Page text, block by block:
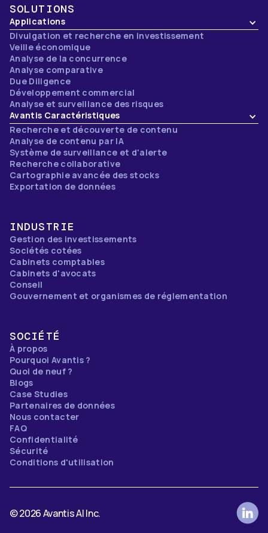
SOLUTIONS
Applications
Divulgation et recherche en investissement
Veille économique
Analyse de la concurrence
Analyse comparative
Due Diligence
Développement commercial
Analyse et surveillance des risques
Avantis Caractéristiques
Recherche et découverte de contenu
Analyse de contenu par IA
Système de surveillance et d'alerte
Recherche collaborative
Cartographie avancée des stocks
Exportation de données
INDUSTRIE
Gestion des investissements
Sociétés cotées
Cabinets comptables
Cabinets d'avocats
Conseil
Gouvernement et organismes de réglementation
SOCIÉTÉ
À propos
Pourquoi Avantis ?
Quoi de neuf ?
Blogs
Case Studies
Partenaires de données
Nous contacter
FAQ
Confidentialité
Sécurité
Conditions d'utilisation
© 2026 Avantis AI Inc.